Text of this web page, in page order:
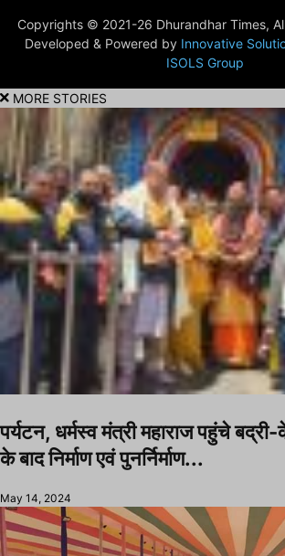
Copyrights © 2021-26 Dhurandhar Times,
Developed & Powered by Innovative
ISOLS Group
MORE STORIES
पर्यटन, धर्मस्व मंत्री महाराज पहुंचे
के बाद निर्माण एवं पुनर्निर्माण...
May 14, 2024